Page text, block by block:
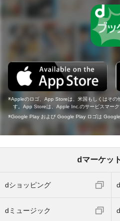
Appleのロゴ、App Storeは、米国もしくはそ
す。App Storeは、Apple Inc.のサービスマーク
Google Play および Google Play ロゴは Google
dマーケッ
dショッピング
dミュージック